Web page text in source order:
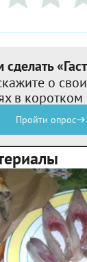
о
в коротком
Пройти опрос